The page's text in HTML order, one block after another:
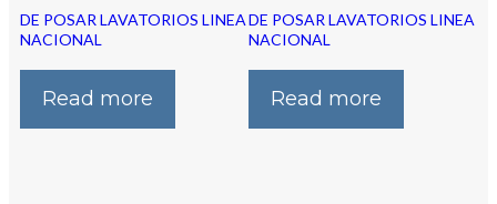
DE POSAR LAVATORIOS LINEA
NACIONAL
Read more
DE POSAR LAVATORIOS LINEA
NACIONAL
Read more